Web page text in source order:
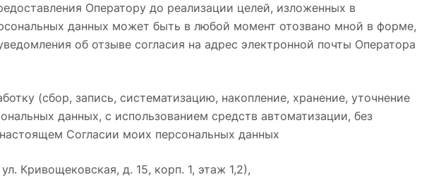
Оператору до реализации целей, изложенных в
данных может быть в любой момент отозвано мной в форме,
об отзыве согласия на адрес электронной почты Оператора
(сбор, запись, систематизацию, накопление, хранение, уточнение
данных, с использованием средств автоматизации, без
Согласии моих персональных данных
Кривощековская, д. 15, корп. 1, этаж 1,2),